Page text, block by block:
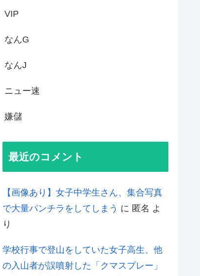
VIP
なんG
なんJ
ニュー速
嫌儲
最近のコメント
【画像あり】女子中学生さん、集合写真
で大量パンチラをしてしまう に 匿名 よ
り
学校行事で登山をしていた女子高生、他
の入山者が誤噴射した「クマスプレー」